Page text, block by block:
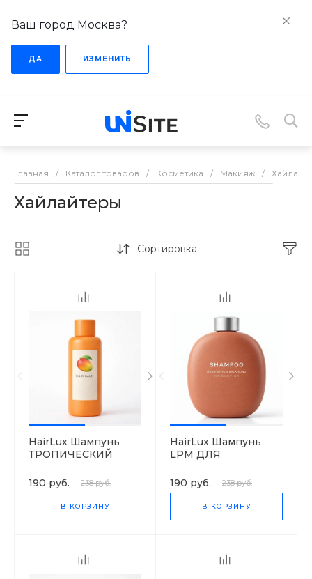
Ваш город Москва?
ДА ИЗМЕНИТЬ
Главная / Каталог товаров / Косметика / Макияж /
Хайлайтеры
Сортировка
HairLux Шампунь
ТРОПИЧЕСКИЙ
190 руб.
238 руб.
В КОРЗИНУ
HairLux Шампунь
LPM ДЛЯ
ВОЛОС ЯБЛОКО И
ОЛИВА
190 руб. 238 руб.
В КОРЗИНУ